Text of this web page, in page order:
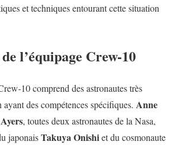
et techniques entourant cette situation
l’équipage Crew-10
10 comprend des astronautes très
des compétences spécifiques. Anne
, toutes deux astronautes de la Nasa,
japonaisTakuya Onishiet du cosmonaute